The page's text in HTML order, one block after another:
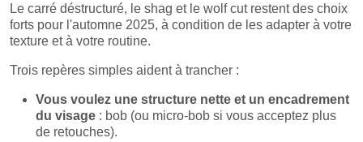
Le carré déstructuré, le shag et le wolf cut restent des choix
forts pour l'automne 2025, à condition de les adapter à votre
texture et à votre routine.
Trois repères simples aident à trancher :
Vous voulez une structure nette et un encadrement
du visage : bob (ou micro-bob si vous acceptez plus
de retouches).